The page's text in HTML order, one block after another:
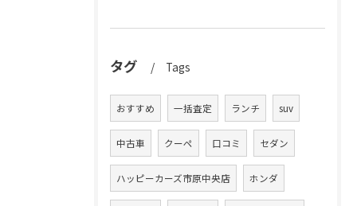
タグ Tags
おすすめ 一括査定 ランチ suv
中古車 クーペ 口コミ セダン
ハッピーカーズ市原中央店 ホンダ